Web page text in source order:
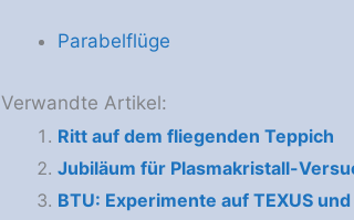
Parabelflüge
Verwandte Artikel:
Ritt auf dem fliegenden Teppich
Jubiläum für Plasmakristall-
BTU: Experimente auf TEXUS